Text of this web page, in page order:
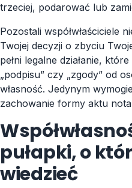
trzeciej, podarować lub
Pozostali współwłaściciele
Twojej decyzji o zbyciu
pełni legalne działanie,
„podpisu” czy „zgody” od
własność. Jedynym
zachowanie formy aktu
pułapki, o
wiedzieć